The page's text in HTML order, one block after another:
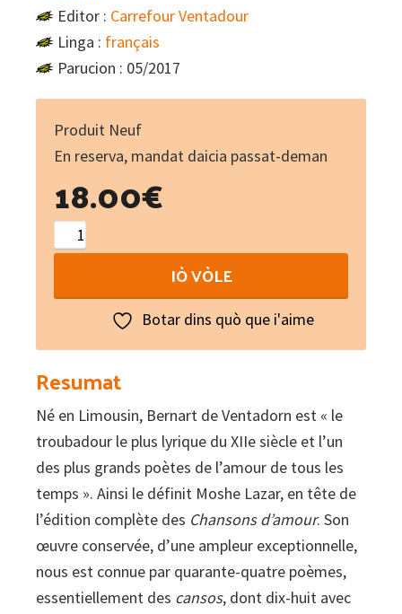
Editor : Carrefour Ventadour
Linga : français
Parucion : 05/2017
Produit Neuf
En reserva, mandat daicia passat-deman
18.00€
Bernard
de
et
courtoisie
quantity
IÒ VÒLE
Botar dins quò que i'aime
Resumat
Né en Limousin, Bernart de Ventadorn est « le
troubadour le plus lyrique du XIIe siècle et l’un
des plus grands poètes de l’amour de tous les
temps ». Ainsi le définit Moshe Lazar, en tête de
l’édition complète des Chansons d’amour. Son
œuvre conservée, d’une ampleur exceptionnelle,
nous est connue par quarante-quatre poèmes,
essentiellement des cansos, dont dix-huit avec